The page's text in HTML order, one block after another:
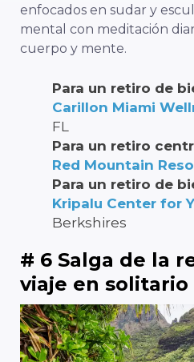
enfocados en sudar y
mental con meditación
cuerpo y mente.
Para un retiro de
Carillon Miami
FL
Para un retiro
Red Mountain
Para un retiro de
Kripalu Center for
Berkshires
# 6 Salga de la
viaje en solitario